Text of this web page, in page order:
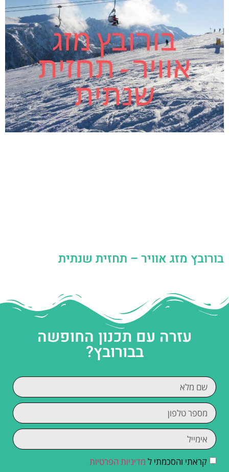
בורובץ מזג אוויר – תחזית שנתית
עזרה עם תכנון החופשה
בבורובץ?
קראתי והסכמתי ל מדיניות הפרטיות